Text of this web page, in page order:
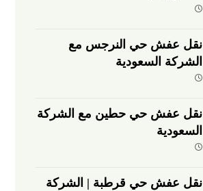
نقل عفش حي النرجس مع
الشركة السعودية
نقل عفش حي حطين مع الشركة
السعودية
نقل عفش حي قرطبة | الشركة